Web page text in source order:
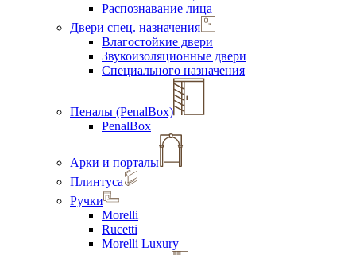
Распознавание лица
Двери спец. назначения
Влагостойкие двери
Звукоизоляционные двери
Специального назначения
Пеналы (PenalBox)
PenalBox
Арки и порталы
Плинтуса
Ручки
Morelli
Rucetti
Morelli Luxury